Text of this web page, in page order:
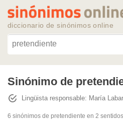
diccionario de sinónimos online
Reescribir
Sinónimos
Sinónimo de
Lingüista responsable: María
6 sinónimos de pretendiente en 2